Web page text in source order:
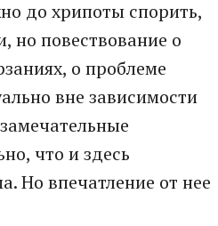
до хрипоты спорить,
но повествование о
о проблеме
вне зависимости
что и здесь
Но впечатление от нее